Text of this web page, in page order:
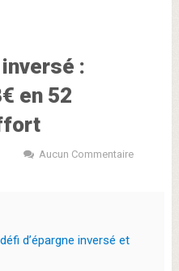
:
en 52
Aucun Commentaire
d’épargne inversé et